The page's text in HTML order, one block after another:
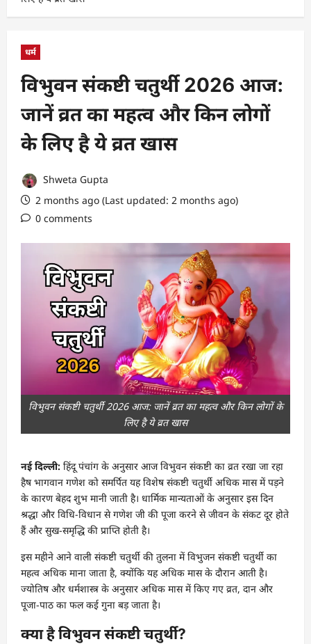
धर्म
विभुवन संकष्टी चतुर्थी 2026 आज:
जानें व्रत का महत्व और किन लोगों
के लिए है ये व्रत खास
Shweta Gupta
2 months ago (Last updated: 2 months ago)
0 comments
विभुवन संकष्टी चतुर्थी 2026 आज: जानें व्रत का महत्व और किन लोगों के
लिए है ये व्रत खास
नई दिल्ली: हिंदू पंचांग के अनुसार आज विभुवन संकष्टी का व्रत रखा जा रहा
हैष भागवान गणेश को समर्पित यह विशेष संकष्टी चतुर्थी अधिक मास में पड़ने
के कारण बेहद शुभ मानी जाती है। धार्मिक मान्यताओं के अनुसार इस दिन
श्रद्धा और विधि-विधान से गणेश जी की पूजा करने से जीवन के संकट दूर होते
हैं और सुख-समृद्धि की प्राप्ति होती है।
इस महीने आने वाली संकष्टी चतुर्थी की तुलना में विभुजन संकष्टी चतुर्थी का
महत्व अधिक माना जाता है, क्योंकि यह अधिक मास के दौरान आती है।
ज्योतिष और धर्मशास्त्र के अनुसार अधिक मास में किए गए व्रत, दान और
पूजा-पाठ का फल कई गुना बड़ जाता है।
क्या है विभुवन संकष्टी चतुर्थी?